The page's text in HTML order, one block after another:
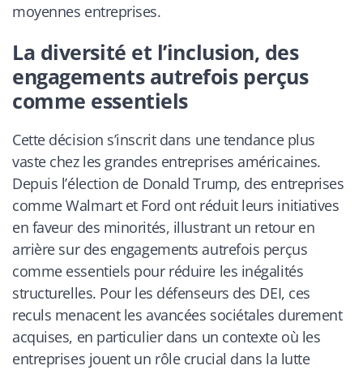
moyennes entreprises.
La diversité et l’inclusion, des
engagements autrefois perçus
comme essentiels
Cette décision s’inscrit dans une tendance plus
vaste chez les grandes entreprises américaines.
Depuis l’élection de Donald Trump, des entreprises
comme Walmart et Ford ont réduit leurs initiatives
en faveur des minorités, illustrant un retour en
arrière sur des engagements autrefois perçus
comme essentiels pour réduire les inégalités
structurelles. Pour les défenseurs des DEI, ces
reculs menacent les avancées sociétales durement
acquises, en particulier dans un contexte où les
entreprises jouent un rôle crucial dans la lutte